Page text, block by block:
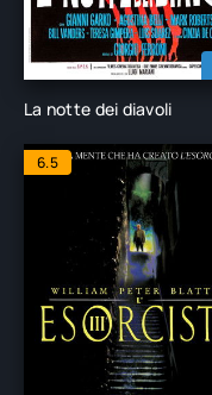
La notte dei diavoli
6.5